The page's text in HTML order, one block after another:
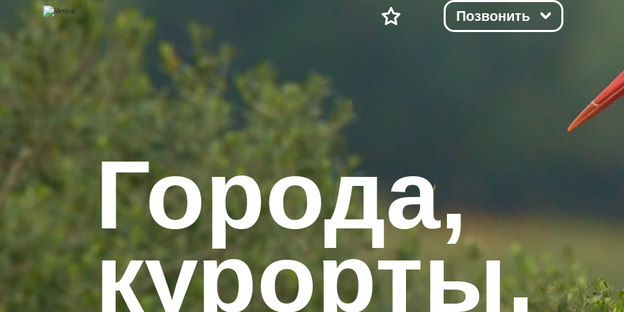
Позвонить
Города,
курорты,